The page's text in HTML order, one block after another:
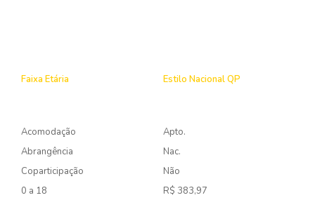
Faixa Etária Estilo Nacional QP
Acomodação
Apto.
Abrangência
Nac.
Coparticipação
Não
0 a 18
R$ 383,97